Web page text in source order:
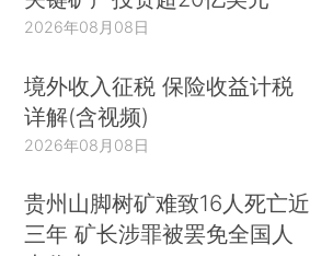
2026年08月08日
境外收入征税 保险收益计税
详解(含视频)
2026年08月08日
贵州山脚树矿难致16人死亡近
三年 矿长涉罪被罢免全国人